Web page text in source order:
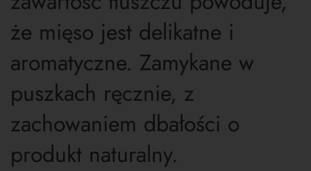
że mięso jest delikatne i
aromatyczne. Zamykane w
puszkach ręcznie, z
zachowaniem dbałości o
produkt naturalny.